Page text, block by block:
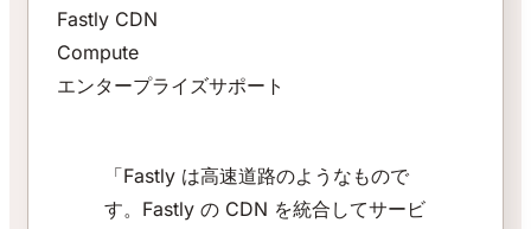
Fastly CDN
Compute
エンタープライズサポート
「Fastly は高速道路のようなもので
す。Fastly の CDN を統合してサービ